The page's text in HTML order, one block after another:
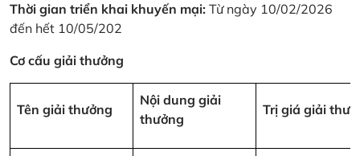
Thời gian triển khai khuyến mại: Từ ngày 10/02/2026
đến hết 10/05/202
Cơ cấu giải thưởng
Tên giải thưởng
Nội dung giải
thưởng
Trị giá giải